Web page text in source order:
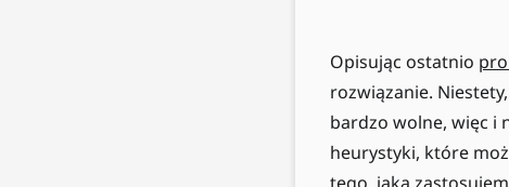
Opisując ostatnio
rozwiązanie.
bardzo wolne, więc i
heurystyki, które
tego, jaką